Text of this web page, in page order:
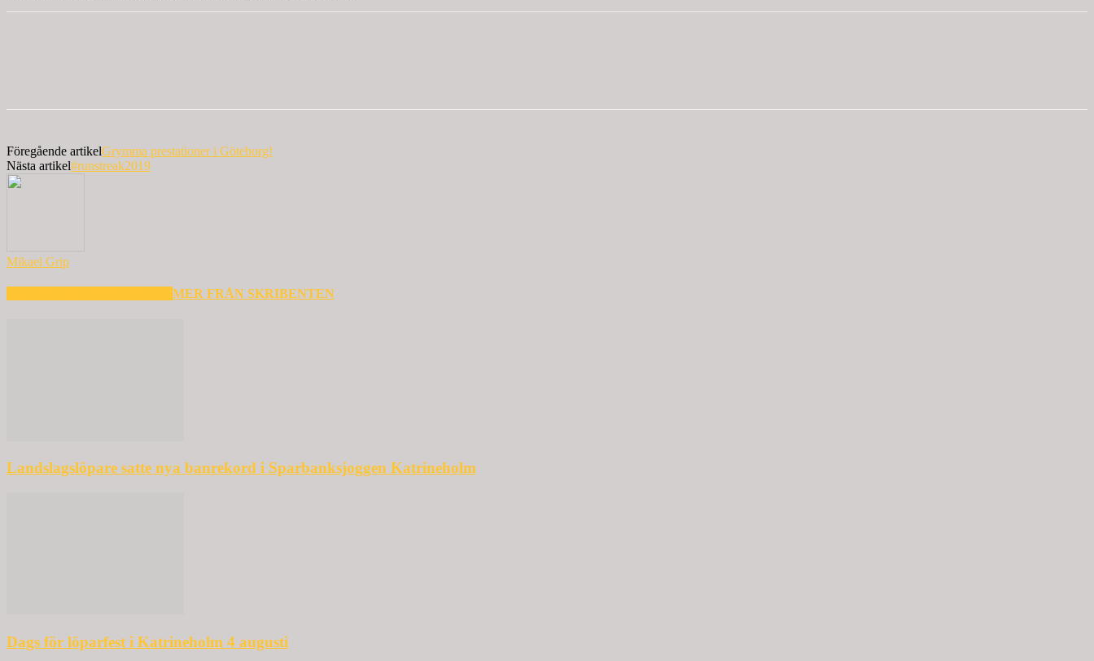
Föregående artikelGrymma prestationer i Göteborg!
Nästa artikel#runstreak2019
Mikael Grip
MER FRÅN SKRIBENTEN
Landslagslöpare satte nya banrekord i Sparbanksjoggen Katrineholm
Dags för löparfest i Katrineholm 4 augusti